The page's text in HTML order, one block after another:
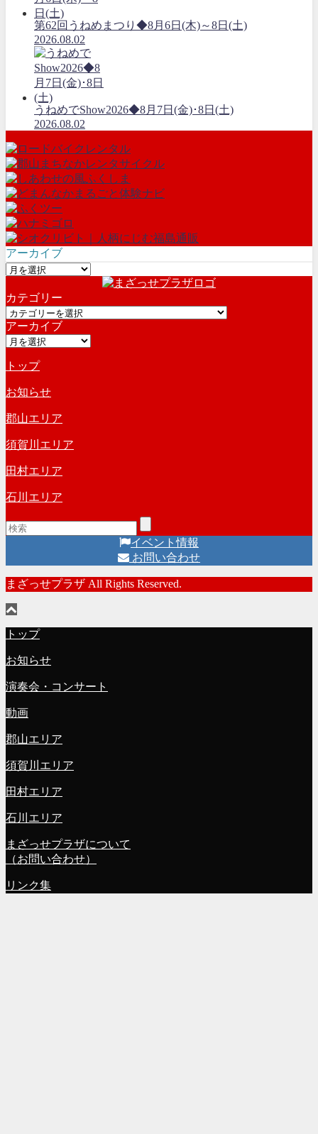
第62回うねめまつり◆8月6日(木)～8日(土)
2026.08.02
うねめでShow2026◆8月7日(金)･8日(土)
2026.08.02
アーカイブ
ア
カ
イ
ブ
カテゴリー
カ
テ
ゴ
ー
アーカイブ
ア
カ
イ
ブ
トップ
お知らせ
郡山エリア
須賀川エリア
田村エリア
石川エリア
イベント情報
お問い合わせ
まざっせプラザ All Rights Reserved.
トップ
お知らせ
演奏会・コンサート
動画
郡山エリア
須賀川エリア
田村エリア
石川エリア
まざっせプラザについて
（お問い合わせ）
リンク集